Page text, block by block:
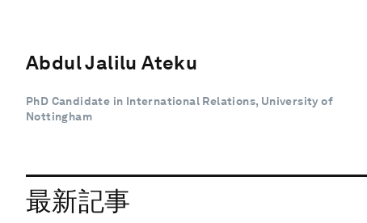
Abdul Jalilu Ateku
PhD Candidate in International Relations, University of
Nottingham
最新記事